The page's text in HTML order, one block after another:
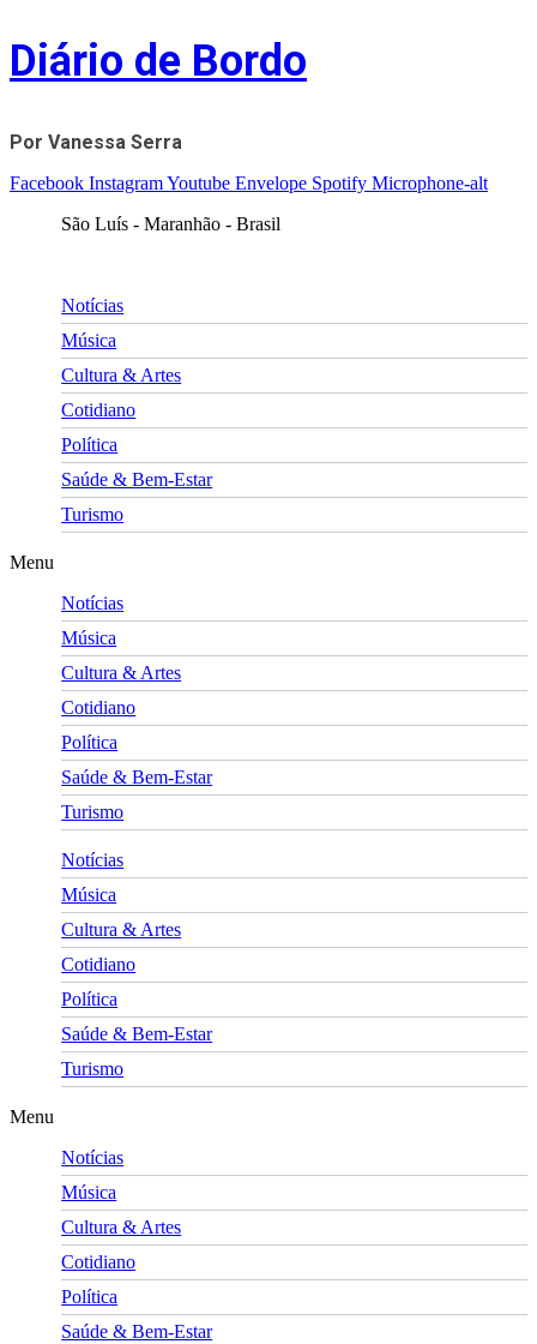
Skip
to
content
Diário de Bordo
Por Vanessa Serra
Facebook InstagramYoutube Envelope Spotify Microphone-alt
São Luís - Maranhão - Brasil
Notícias
Música
Cultura & Artes
Cotidiano
Política
Saúde & Bem-Estar
Turismo
Menu
Notícias
Música
Cultura & Artes
Cotidiano
Política
Saúde & Bem-Estar
Turismo
Notícias
Música
Cultura & Artes
Cotidiano
Política
Saúde & Bem-Estar
Turismo
Menu
Notícias
Música
Cultura & Artes
Cotidiano
Política
Saúde & Bem-Estar